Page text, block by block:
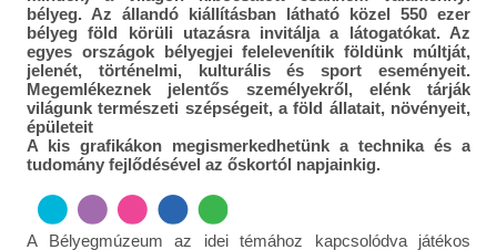
bélyeg. Az állandó kiállításban látható közel 550 ezer
bélyeg föld körüli utazásra invitálja a látogatókat. Az
egyes országok bélyegjei felelevenítik földünk múltját,
jelenét, történelmi, kulturális és sport eseményeit.
Megemlékeznek jelentős személyekről, elénk tárják
világunk természeti szépségeit, a föld állatait, növényeit,
épületeit
A kis grafikákon megismerkedhetünk a technika és a
tudomány fejlődésével az őskortól napjainkig.
A Bélyegmúzeum az idei témához kapcsolódva játékos